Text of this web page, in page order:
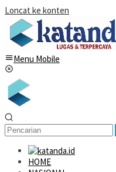
Loncat ke konten
Menu Mobile
HOME